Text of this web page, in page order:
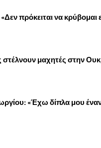
πρόκειται να
μαχητές στην
«Έχω δίπλα μου